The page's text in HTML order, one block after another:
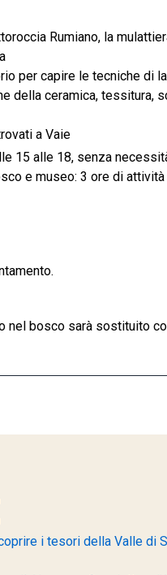
Rumiano, la
per capire le tecniche di
della ceramica, tessitura,
a Vaie
15 alle 18, senza
e museo: 3 ore di
nel bosco sarà sostituito
i tesori della Valle di